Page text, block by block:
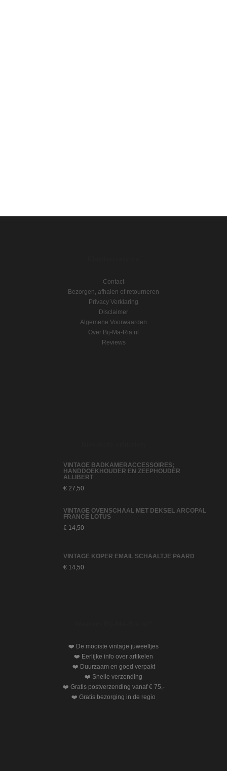
Contact
Bezorgen, afhalen of retourneren
Privacy Verklaring
Disclaimer
Algemene Voorwaarden
Over Bij-Ma-Ria.nl
Reviews
VINTAGE BADKAMERACCESSOIRES;
HANDDOEKHOUDER EN ZEEPHOUDER
ALLIBERT
€ 27,50
VINTAGE OVENSCHAAL MET DEKSEL ARCOPAL
FRANCE LOTUS
€ 14,50
VINTAGE KOPER EMAIL SCHAALTJE PAARD
€ 14,50
❤️ De mooiste vintage juweeltjes
❤️ Eerlijke info over artikelen
❤️ Duurzaam en goed verpakt
❤️ Snelle verzending
❤️ Gratis postverzending vanaf € 75,-
❤️ Gratis bezorging in de regio